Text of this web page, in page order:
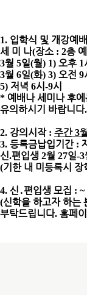
1. 입학식 및 개강예배
세 미 나(장소 : 2층
3월 5일(월) 1) 오후 1
3월 6일(화) 3) 오전 9
5) 저녁 6시 -9시
* 예배나 세미나 후
유의하시기 바랍니다.
2. 강의시작 : 주간3
3. 등록금납입기간 :
신.편입생 2월 27일-3
(기한 내 미등록시
4. 신 ․편입생 모집 : ~
(신학을 하고자 하는
부탁드립니다. 홈페